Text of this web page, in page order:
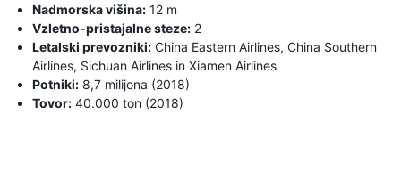
Nadmorska višina: 12 m
Vzletno-pristajalne steze: 2
Letalski prevozniki: China Eastern Airlines, China Southern
Airlines, Sichuan Airlines in Xiamen Airlines
Potniki: 8,7 milijona (2018)
Tovor: 40.000 ton (2018)